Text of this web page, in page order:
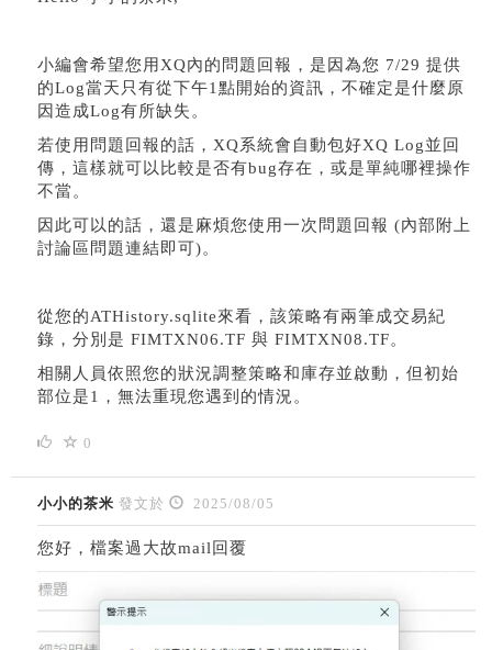
小編會希望您用XQ內的問題回報，是因為您 7/29 提供
的Log當天只有從下午1點開始的資訊，不確定是什麼原
因造成Log有所缺失。
若使用問題回報的話，XQ系統會自動包好XQ Log並回
傳，這樣就可以比較是否有bug存在，或是單純哪裡操作
不當。
因此可以的話，還是麻煩您使用一次問題回報 (內部附上
討論區問題連結即可)。
從您的ATHistory.sqlite來看，該策略有兩筆成交易紀
錄，分別是 FIMTXN06.TF 與 FIMTXN08.TF。
相關人員依照您的狀況調整策略和庫存並啟動，但初始
部位是1，無法重現您遇到的情況。
0
小小的茶米 發文於 2025/08/05
您好，檔案過大故mail回覆